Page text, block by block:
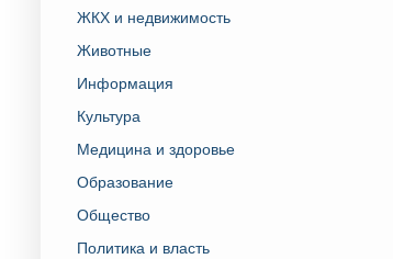
ЖКХ и недвижимость
Животные
Информация
Культура
Медицина и здоровье
Образование
Общество
Политика и власть